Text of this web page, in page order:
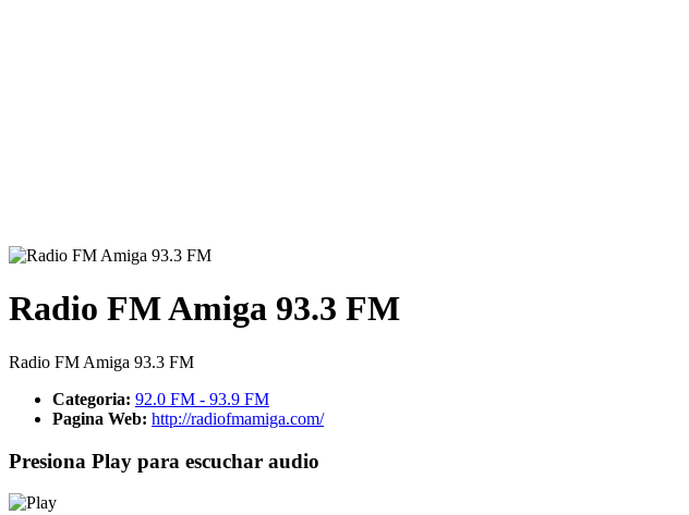
Radio FM Amiga 93.3 FM
Radio FM Amiga 93.3 FM
Categoria: 92.0 FM - 93.9 FM
Pagina Web: http://radiofmamiga.com/
Presiona Play para escuchar audio